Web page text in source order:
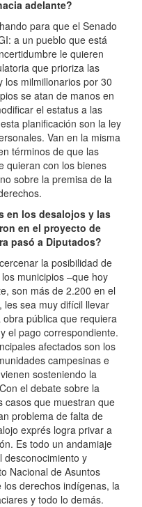
adelante?
para que el Senado
a un pueblo que está
le quieren
que prioriza las
los milmillonarios por 30
se atan de manos en
el estatus a las
planificación son la ley
Van en la misma
términos de que las
quieran con los bienes
sobre la premisa de la
en los desalojos y las
en el proyecto de
pasó a Diputados?
la posibilidad de
municipios –que hoy
son más de 2.200 en el
sea muy difícil llevar
pública que requiera
el pago correspondiente.
afectados son los
campesinas e
sosteniendo la
el debate sobre la
casos que muestran que
problema de falta de
exprés logra privar a
Es todo un andamiaje
desconocimiento y
Nacional de Asuntos
derechos indígenas, la
y todo lo demás.